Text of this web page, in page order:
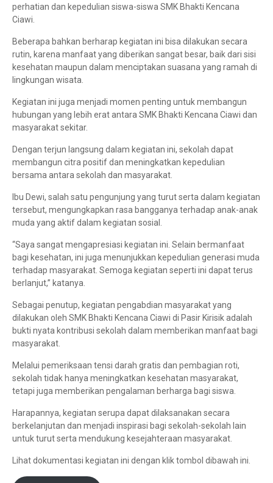
perhatian dan kepedulian siswa-siswa SMK Bhakti Kencana
Ciawi.
Beberapa bahkan berharap kegiatan ini bisa dilakukan secara
rutin, karena manfaat yang diberikan sangat besar, baik dari sisi
kesehatan maupun dalam menciptakan suasana yang ramah di
lingkungan wisata.
Kegiatan ini juga menjadi momen penting untuk membangun
hubungan yang lebih erat antara SMK Bhakti Kencana Ciawi dan
masyarakat sekitar.
Dengan terjun langsung dalam kegiatan ini, sekolah dapat
membangun citra positif dan meningkatkan kepedulian
bersama antara sekolah dan masyarakat.
Ibu Dewi, salah satu pengunjung yang turut serta dalam kegiatan
tersebut, mengungkapkan rasa bangganya terhadap anak-anak
muda yang aktif dalam kegiatan sosial.
“Saya sangat mengapresiasi kegiatan ini. Selain bermanfaat
bagi kesehatan, ini juga menunjukkan kepedulian generasi muda
terhadap masyarakat. Semoga kegiatan seperti ini dapat terus
berlanjut,” katanya.
Sebagai penutup, kegiatan pengabdian masyarakat yang
dilakukan oleh SMK Bhakti Kencana Ciawi di Pasir Kirisik adalah
bukti nyata kontribusi sekolah dalam memberikan manfaat bagi
masyarakat.
Melalui pemeriksaan tensi darah gratis dan pembagian roti,
sekolah tidak hanya meningkatkan kesehatan masyarakat,
tetapi juga memberikan pengalaman berharga bagi siswa.
Harapannya, kegiatan serupa dapat dilaksanakan secara
berkelanjutan dan menjadi inspirasi bagi sekolah-sekolah lain
untuk turut serta mendukung kesejahteraan masyarakat.
Lihat dokumentasi kegiatan ini dengan klik tombol dibawah ini.